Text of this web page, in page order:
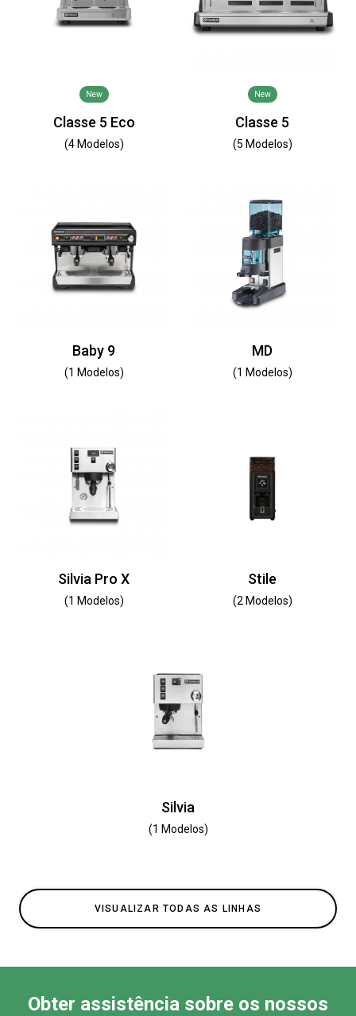
New
Classe 5 Eco
(4 Modelos)
New
Classe 5
(5 Modelos)
Baby 9
(1 Modelos)
MD
(1 Modelos)
Silvia Pro X
(1 Modelos)
Stile
(2 Modelos)
Silvia
(1 Modelos)
VISUALIZAR TODAS AS LINHAS
Obter assistência sobre os nossos